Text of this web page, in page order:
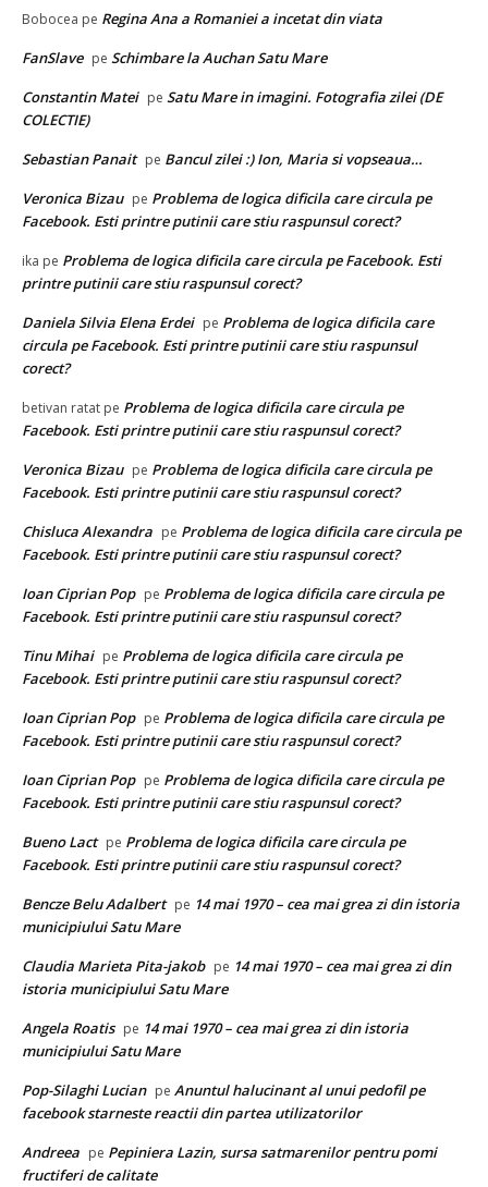
Bobocea pe Regina Ana a Romaniei a incetat din viata
FanSlave pe Schimbare la Auchan Satu Mare
Constantin Matei pe Satu Mare in imagini. Fotografia zilei (DE
COLECTIE)
Sebastian Panait pe Bancul zilei :) Ion, Maria si vopseaua…
Veronica Bizau pe Problema de logica dificila care circula pe
Facebook. Esti printre putinii care stiu raspunsul corect?
ika pe Problema de logica dificila care circula pe Facebook. Esti
printre putinii care stiu raspunsul corect?
Daniela Silvia Elena Erdei pe Problema de logica dificila care
circula pe Facebook. Esti printre putinii care stiu raspunsul
corect?
betivan ratat pe Problema de logica dificila care circula pe
Facebook. Esti printre putinii care stiu raspunsul corect?
Veronica Bizau pe Problema de logica dificila care circula pe
Facebook. Esti printre putinii care stiu raspunsul corect?
Chisluca Alexandra pe Problema de logica dificila care circula pe
Facebook. Esti printre putinii care stiu raspunsul corect?
Ioan Ciprian Pop pe Problema de logica dificila care circula pe
Facebook. Esti printre putinii care stiu raspunsul corect?
Tinu Mihai pe Problema de logica dificila care circula pe
Facebook. Esti printre putinii care stiu raspunsul corect?
Ioan Ciprian Pop pe Problema de logica dificila care circula pe
Facebook. Esti printre putinii care stiu raspunsul corect?
Ioan Ciprian Pop pe Problema de logica dificila care circula pe
Facebook. Esti printre putinii care stiu raspunsul corect?
Bueno Lact pe Problema de logica dificila care circula pe
Facebook. Esti printre putinii care stiu raspunsul corect?
Bencze Belu Adalbert pe 14 mai 1970 – cea mai grea zi din istoria
municipiului Satu Mare
Claudia Marieta Pita-jakob pe 14 mai 1970 – cea mai grea zi din
istoria municipiului Satu Mare
Angela Roatis pe 14 mai 1970 – cea mai grea zi din istoria
municipiului Satu Mare
Pop-Silaghi Lucian pe Anuntul halucinant al unui pedofil pe
facebook starneste reactii din partea utilizatorilor
Andreea pe Pepiniera Lazin, sursa satmarenilor pentru pomi
fructiferi de calitate